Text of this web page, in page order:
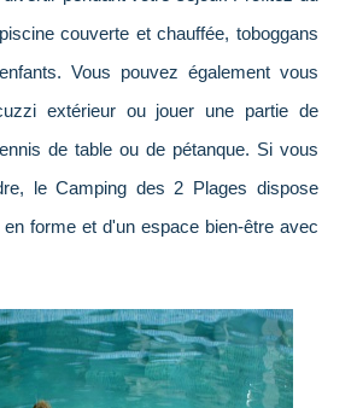
couverte et chauffée, toboggans
Vous pouvez également vous
extérieur ou jouer une partie de
de table ou de pétanque. Si vous
le Camping des 2 Plages dispose
forme et d'un espace bien-être avec